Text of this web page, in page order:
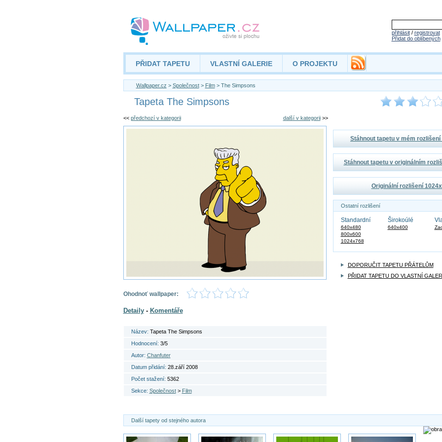
přihlásit/ registrovat
Přidat do oblíbených
PŘIDAT TAPETU VLASTNÍ GALERIE O PROJEKTU
Wallpaper.cz > Společnost> Film> The Simpsons
Tapeta The Simpsons
<< předchozí v kategorii další v kategorii>>
Ohodnoť wallpaper:
Detaily- Komentáře
Název: Tapeta The Simpsons
Hodnocení: 3/5
Autor: Chanfuter
Datum přidání: 28.září 2008
Počet stažení: 5362
Sekce: Společnost> Film
Stáhnout tapetu v mém rozlišení
Stáhnout tapetu v originálním
Originální rozlišení
Ostatní rozlišení
Standardní
640x480
800x600
1024x768
Širokoúlé
640x400
DOPORUČIT TAPETU PŘÁTELŮM
PŘIDAT TAPETU DO VLASTNÍ
Další tapety od stejného autora